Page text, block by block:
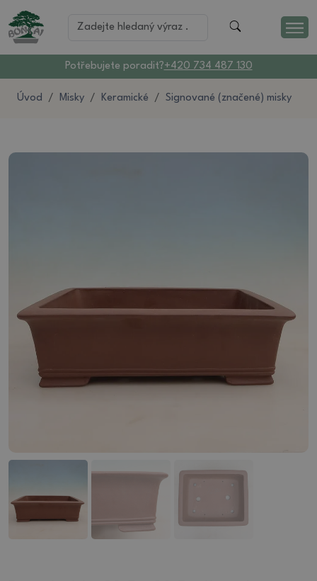
Potřebujete poradit?+420 734 487 130
Úvod Misky Keramické Signované (značené) misky